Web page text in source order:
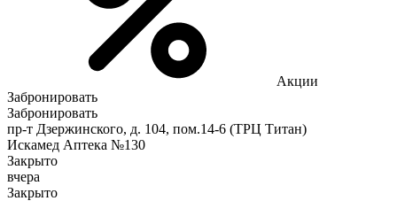
Акции
Забронировать
Забронировать
пр-т Дзержинского, д. 104, пом.14-6 (ТРЦ Титан)
Искамед Аптека №130
Закрыто
вчера
Закрыто